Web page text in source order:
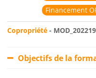
Financement
Copropriété -
Objectifs de la